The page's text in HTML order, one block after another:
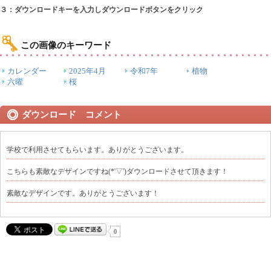
３：ダウンロードキーを入力しダウンロードボタンをクリック
この画像のキーワード
カレンダー 2025年4月 令和7年
植物
六曜
桜
ダウンロード コメント
学校で利用させてもらいます。ありがとうございます。
こちらも素敵なデザインですね(*'▽')ダウンロードさせて頂きます！
素敵なデザインです。ありがとうございます！
0